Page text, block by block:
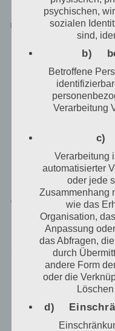
die der
unsere
Bei der Nutzung
Informationen
die betroffene
vielmehr
Internetseite
unserer Internetseite
optimieren, (3) die
unserer
der Technik
sowie (4) um
eines
notwendigen
anonym erhobenen
durch uns daher
dem Ziel
Datensicherheit
erhöhen, um
die von uns
sicherzustellen.
Logfiles werden
betroffene Person
psychischen,
sozialen
sind,
b)
Betroffene
Verarbeitung
c)
Verarbeitung
automatisierter
oder jede
Zusammenhang
wie das
Organisation,
Anpassung
das Abfragen,
durch
andere Form
oder die
d)